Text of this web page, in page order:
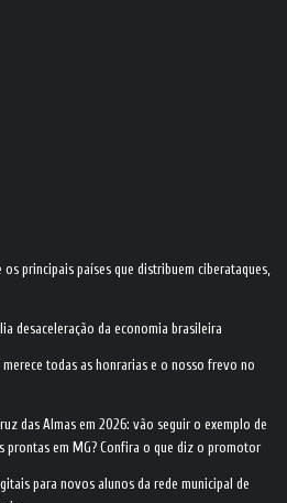
os principais países que distribuem ciberataques,
desaceleração da economia brasileira
merece todas as honrarias e o nosso frevo no
das Almas em 2026: vão seguir o exemplo de
prontas em MG? Confira o que diz o promotor
para novos alunos da rede municipal de